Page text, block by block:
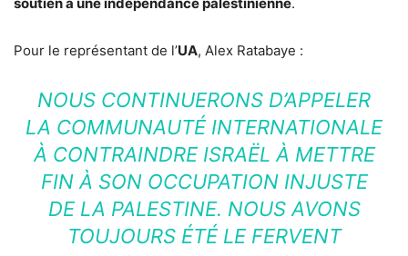
Pour le représentant de l’UA, Alex Ratabaye :
NOUS CONTINUERONS D’APPELER
LA COMMUNAUTÉ INTERNATIONALE
À CONTRAINDRE ISRAËL À METTRE
FIN À SON OCCUPATION INJUSTE
DE LA PALESTINE. NOUS AVONS
TOUJOURS ÉTÉ LE FERVENT